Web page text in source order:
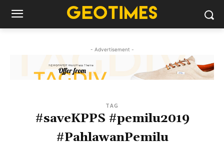
- Advertisement -
TAG
#saveKPPS #pemilu2019
#PahlawanPemilu